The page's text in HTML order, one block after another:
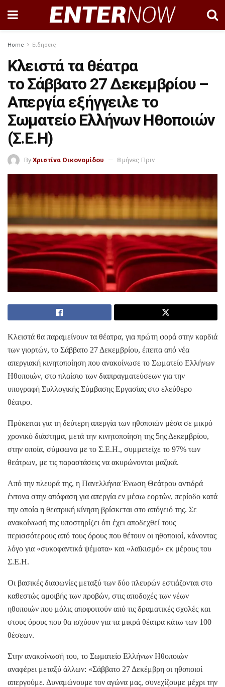
Home Ειδησεις
Κλειστά τα θέατρα
το Σάββατο 27 Δεκεμβρίου –
Απεργία εξήγγειλε το
Σωματείο Ελλήνων Ηθοποιών
(Σ.Ε.Η)
By Χριστίνα Οικονομίδου 8 μήνες Πριν
Κλειστά θα παραμείνουν τα θέατρα, για πρώτη φορά στην καρδιά
των γιορτών, το Σάββατο 27 Δεκεμβρίου, έπειτα από νέα
απεργιακή κινητοποίηση που ανακοίνωσε το Σωματείο Ελλήνων
Ηθοποιών, στο πλαίσιο των διαπραγματεύσεων για την
υπογραφή Συλλογικής Σύμβασης Εργασίας στο ελεύθερο
θέατρο.
Πρόκειται για τη δεύτερη απεργία των ηθοποιών μέσα σε μικρό
χρονικό διάστημα, μετά την κινητοποίηση της 5ης Δεκεμβρίου,
στην οποία, σύμφωνα με το Σ.Ε.Η., συμμετείχε το 97% των
θεάτρων, με τις παραστάσεις να ακυρώνονται μαζικά.
Από την πλευρά της, η Πανελλήνια Ένωση Θεάτρου αντιδρά
έντονα στην απόφαση για απεργία εν μέσω εορτών, περίοδο κατά
την οποία η θεατρική κίνηση βρίσκεται στο απόγειό της. Σε
ανακοίνωσή της υποστηρίζει ότι έχει αποδεχθεί τους
περισσότερους από τους όρους που θέτουν οι ηθοποιοί, κάνοντας
λόγο για «συκοφαντικά ψέματα» και «λαϊκισμό» εκ μέρους του
Σ.Ε.Η.
Οι βασικές διαφωνίες μεταξύ των δύο πλευρών εστιάζονται στο
καθεστώς αμοιβής των προβών, στις αποδοχές των νέων
ηθοποιών που μόλις αποφοιτούν από τις δραματικές σχολές και
στους όρους που θα ισχύουν για τα μικρά θέατρα κάτω των 100
θέσεων.
Στην ανακοίνωσή του, το Σωματείο Ελλήνων Ηθοποιών
αναφέρει μεταξύ άλλων: «Σάββατο 27 Δεκέμβρη οι ηθοποιοί
απεργούμε. Δυναμώνουμε τον αγώνα μας, συνεχίζουμε μέχρι την